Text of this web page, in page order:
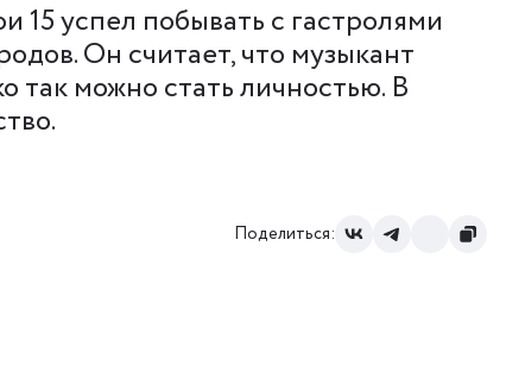
15 успел побывать с гастролями
Он считает, что музыкант
так можно стать личностью. В
Поделиться: